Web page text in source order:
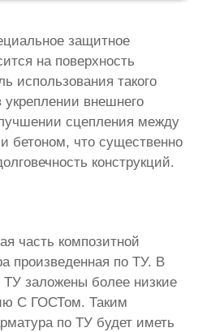
защитное
на поверхность
использования такого
укреплении внешнего
сцепления между
бетоном, что существенно
конструкций.
часть композитной
произведенная по ТУ. В
заложены более низкие
С ГОСТом. Таким
по ТУ будет иметь